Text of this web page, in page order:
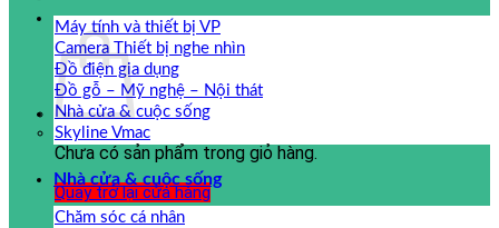
Chưa có sản phẩm trong giỏ hàng.
Quay trở lại cửa hàng
Máy tính và thiết bị VP
Camera Thiết bị nghe nhìn
Đồ điện gia dụng
Đồ gỗ – Mỹ nghệ – Nội thát
Nhà cửa & cuộc sống
Skyline Vmac
Nhà cửa & cuộc sống
Chăm sóc cá nhân